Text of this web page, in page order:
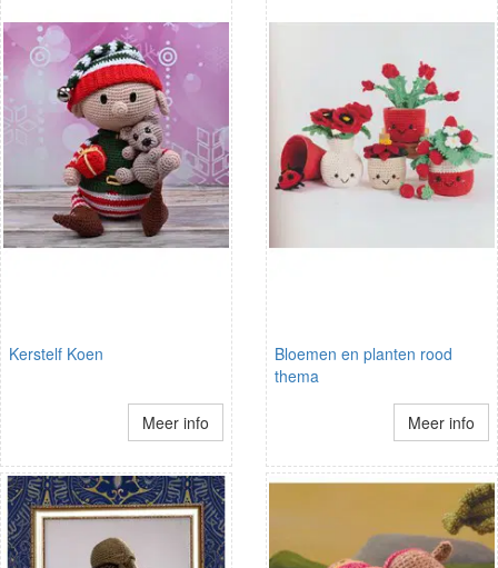
Kerstelf Koen
Meer info
Bloemen en planten rood
thema
Meer info